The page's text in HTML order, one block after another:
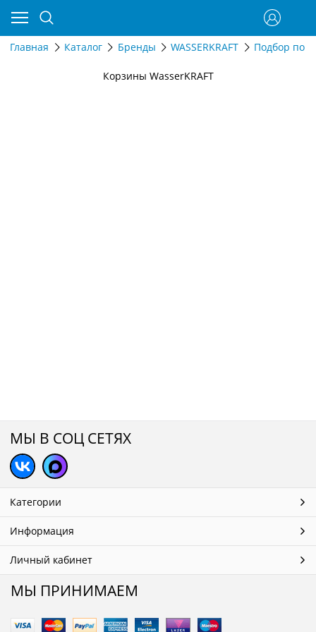
Главная Каталог Бренды WASSERKRAFT Подбор по
Корзины WasserKRAFT
МЫ В СОЦ СЕТЯХ
Категории
Информация
Личный кабинет
МЫ ПРИНИМАЕМ